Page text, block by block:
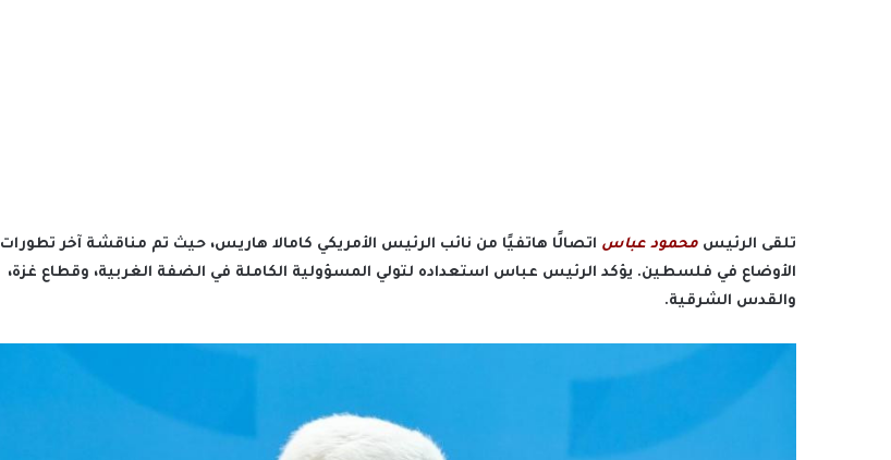
تلقى الرئيس محمود عباس اتصالًا هاتفيًا من نائب الرئيس الأمريكي كامالا هاريس، حيث تم مناقشة آخر تطورات
الأوضاع في فلسطين. يؤكد الرئيس عباس استعداده لتولي المسؤولية الكاملة في الضفة الغربية، وقطاع غزة،
والقدس الشرقية.